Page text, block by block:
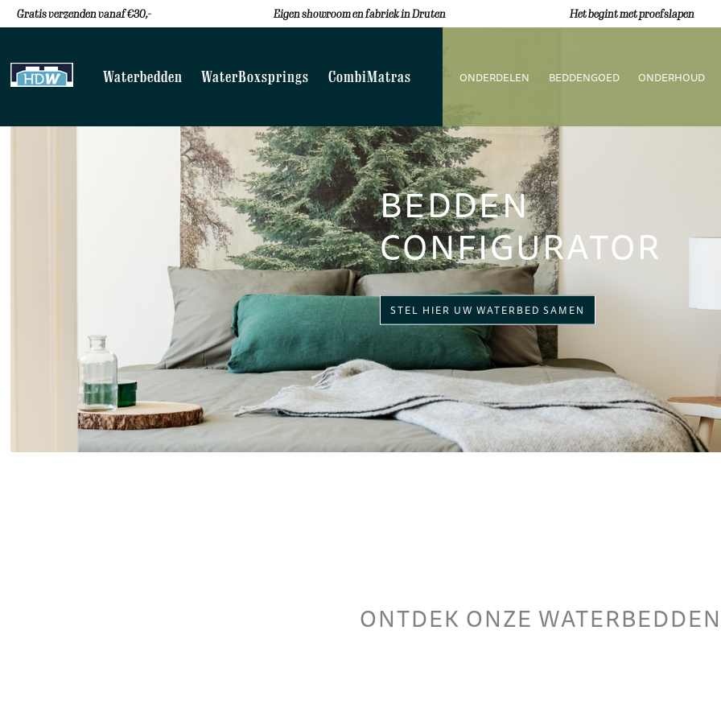
Gratis verzenden vanaf €30,- Eigen showroom en fabriek in Druten Het begint met proefslapen
Waterbedden WaterBoxsprings CombiMatras ONDERDELEN BEDDENGOED ONDERHOUD
BEDDEN
CONFIGURATOR
STEL HIER UW WATERBED SAMEN
ONTDEK ONZE WATERBEDDEN